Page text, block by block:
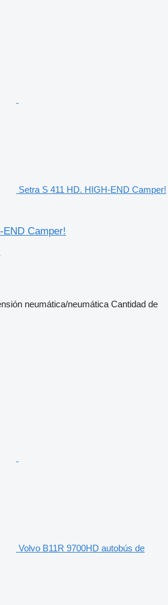
Setra S 411 HD. HIGH-END Camper!
END Camper!
neumática/neumática Cantidad de
Volvo B11R 9700HD autobús de